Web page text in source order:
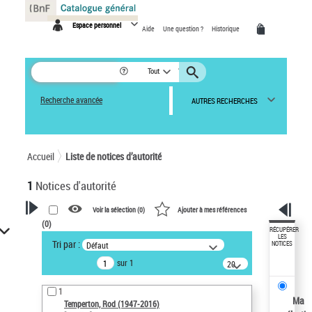
Espace personnel Aide Une question ? Historique
Tout
Recherche avancée AUTRES RECHERCHES
Accueil Liste de notices d’autorité
1 Notices d'autorité
VOTRE RECHERCHE
Recherche avancée dans les
notices d’autorité
Œuvres liées à l'auteur :
Temperton, Rod (1947-2016)
Voir la sélection (0) Ajouter à mes références
(0)
Tri par : Défaut
sur 1
20
résultats/page
1
Temperton, Rod (1947-2016)
RÉCUPÉRER
LES
NOTICES
Ma
Panneau de gestion des cookies